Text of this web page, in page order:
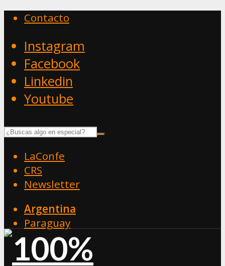
Contacto
Instagram
Facebook
Linkedin
Youtube
LaConfe
CRS
Newsletter
Argentina
Paraguay